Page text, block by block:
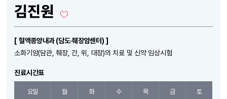
김진원
[ 혈액종양내과 (담도·췌장암센터) ]
소화기암(담관, 췌장, 간, 위, 대장)의 치료 및 신약 임상시험
진료시간표
요일 월 화 수 목 금 토